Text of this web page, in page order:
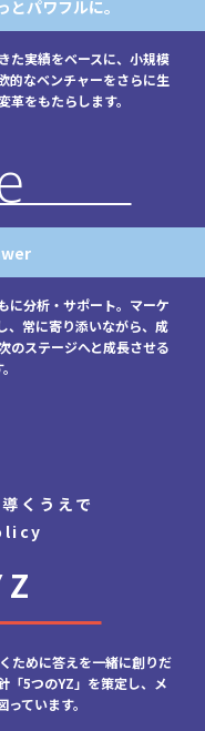
パワフルに。
た実績をベースに、小規模
的なベンチャーをさらに生
をもたらします。
に分析・サポート。マーケ
、常に寄り添いながら、成
のステージへと成長させる
くうえで
ために答えを一緒に創りだ
「5つのYZ」を策定し、メ
ています。